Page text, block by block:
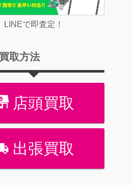
LINEで即査定！
取方法
店頭買取
出張買取